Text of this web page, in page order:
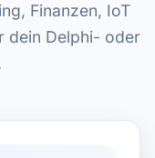
Finanzen, IoT
dein Delphi- oder